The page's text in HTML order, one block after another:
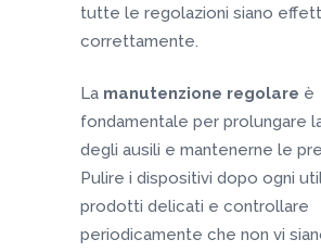
tutte le regolazioni siano
correttamente.
La manutenzione regolare è
fondamentale per prolungare
degli ausili e mantenerne le
Pulire i dispositivi dopo ogni
prodotti delicati e controllare
periodicamente che non vi